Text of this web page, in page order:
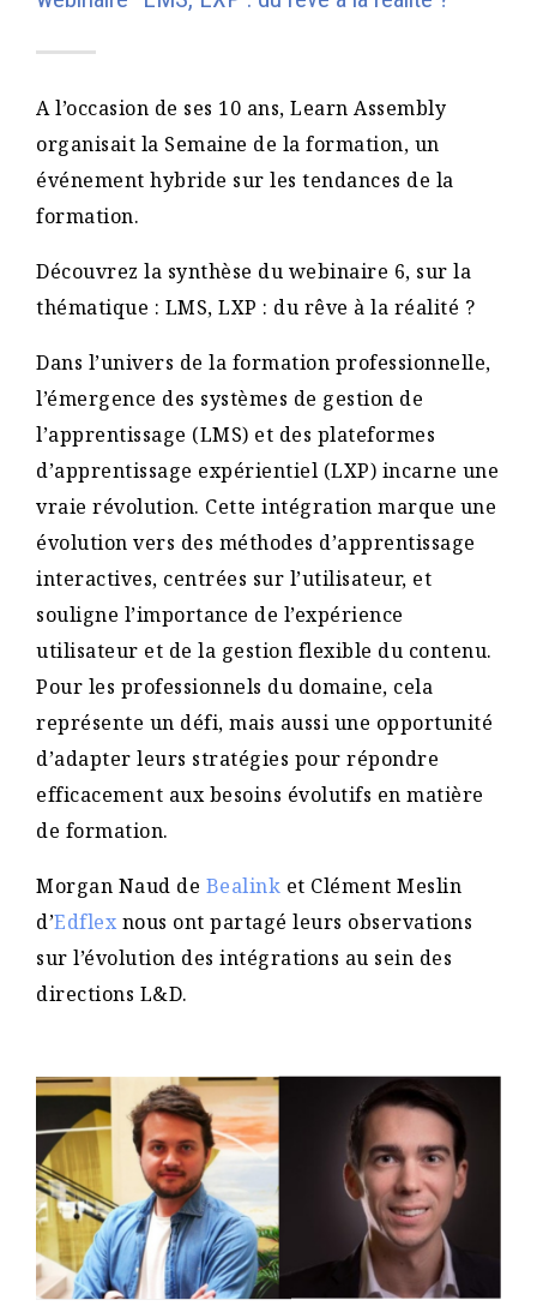
A l’occasion de ses 10 ans, Learn Assembly
organisait la Semaine de la formation, un
événement hybride sur les tendances de la
formation.
Découvrez la synthèse du webinaire 6, sur la
thématique : LMS, LXP : du rêve à la réalité ?
Dans l’univers de la formation professionnelle,
l’émergence des systèmes de gestion de
l’apprentissage (LMS) et des plateformes
d’apprentissage expérientiel (LXP) incarne une
vraie révolution. Cette intégration marque une
évolution vers des méthodes d’apprentissage
interactives, centrées sur l’utilisateur, et
souligne l’importance de l’expérience
utilisateur et de la gestion flexible du contenu.
Pour les professionnels du domaine, cela
représente un défi, mais aussi une opportunité
d’adapter leurs stratégies pour répondre
efficacement aux besoins évolutifs en matière
de formation.
Morgan Naud de Bealink et Clément Meslin
d’Edflex nous ont partagé leurs observations
sur l’évolution des intégrations au sein des
directions L&D.